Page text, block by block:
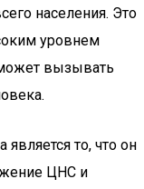
населения. Это
уровнем
может вызывать
то, что он
ЦНС и